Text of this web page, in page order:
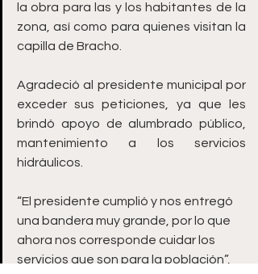
la obra para las y los habitantes de la
zona, así como para quienes visitan la
capilla de Bracho.
Agradeció al presidente municipal por
exceder sus peticiones, ya que les
brindó apoyo de alumbrado público,
mantenimiento a los servicios
hidráulicos.
“El presidente cumplió y nos entregó
una bandera muy grande, por lo que
ahora nos corresponde cuidar los
servicios que son para la población”,